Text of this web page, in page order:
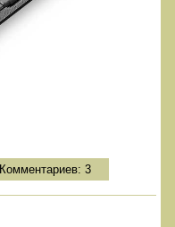
Комментариев: 3